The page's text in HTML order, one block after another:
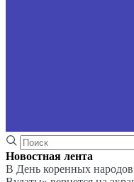
Новостная лента
В День коренных